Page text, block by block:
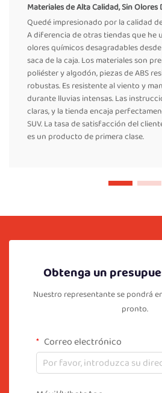
Materiales de Alta Calidad, Sin Olores
Quedé impresionado por la calidad
A diferencia de otras tiendas que he
olores químicos desagradables
saca de la caja. Los materiales son
poliéster y algodón, piezas de ABS
robustas. Es resistente al viento y
durante lluvias intensas. Las
claras, y la tienda encaja
SUV. La tasa de satisfacción del
es un producto de primera clase.
Obtenga un
Nuestro representante se pondrá
pronto.
Correo electrónico